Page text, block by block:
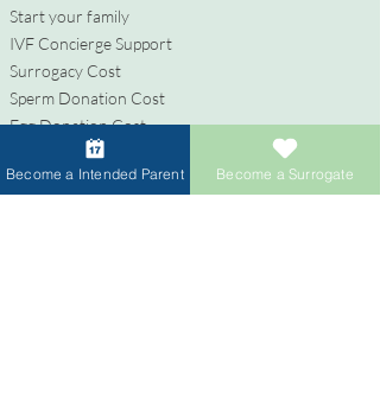
Start your family
IVF Concierge Support
Surrogacy Cost
Sperm Donation Cost
Egg Donation Cost
Surrogacy for Gay Couples
HIV and Surrogacy​
Become a Intended Parent Become a Surrogate